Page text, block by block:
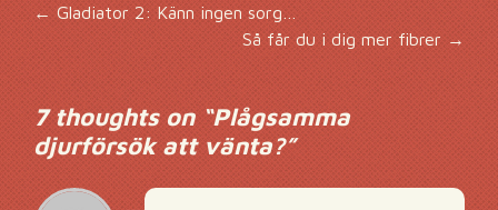
Inläggsnavigering
←Gladiator 2: Känn ingen sorg…
Så får du i dig mer fibrer→
7 thoughts on “Plågsamma
djurförsök att vänta?”